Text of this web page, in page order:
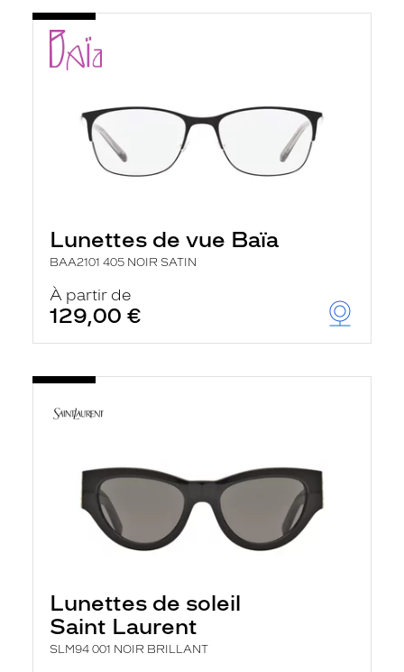
Lunettes de vue Baïa
BAA2101 405 NOIR SATIN
À partir de
129,00 €
Lunettes de soleil
Saint Laurent
SLM94 001 NOIR BRILLANT